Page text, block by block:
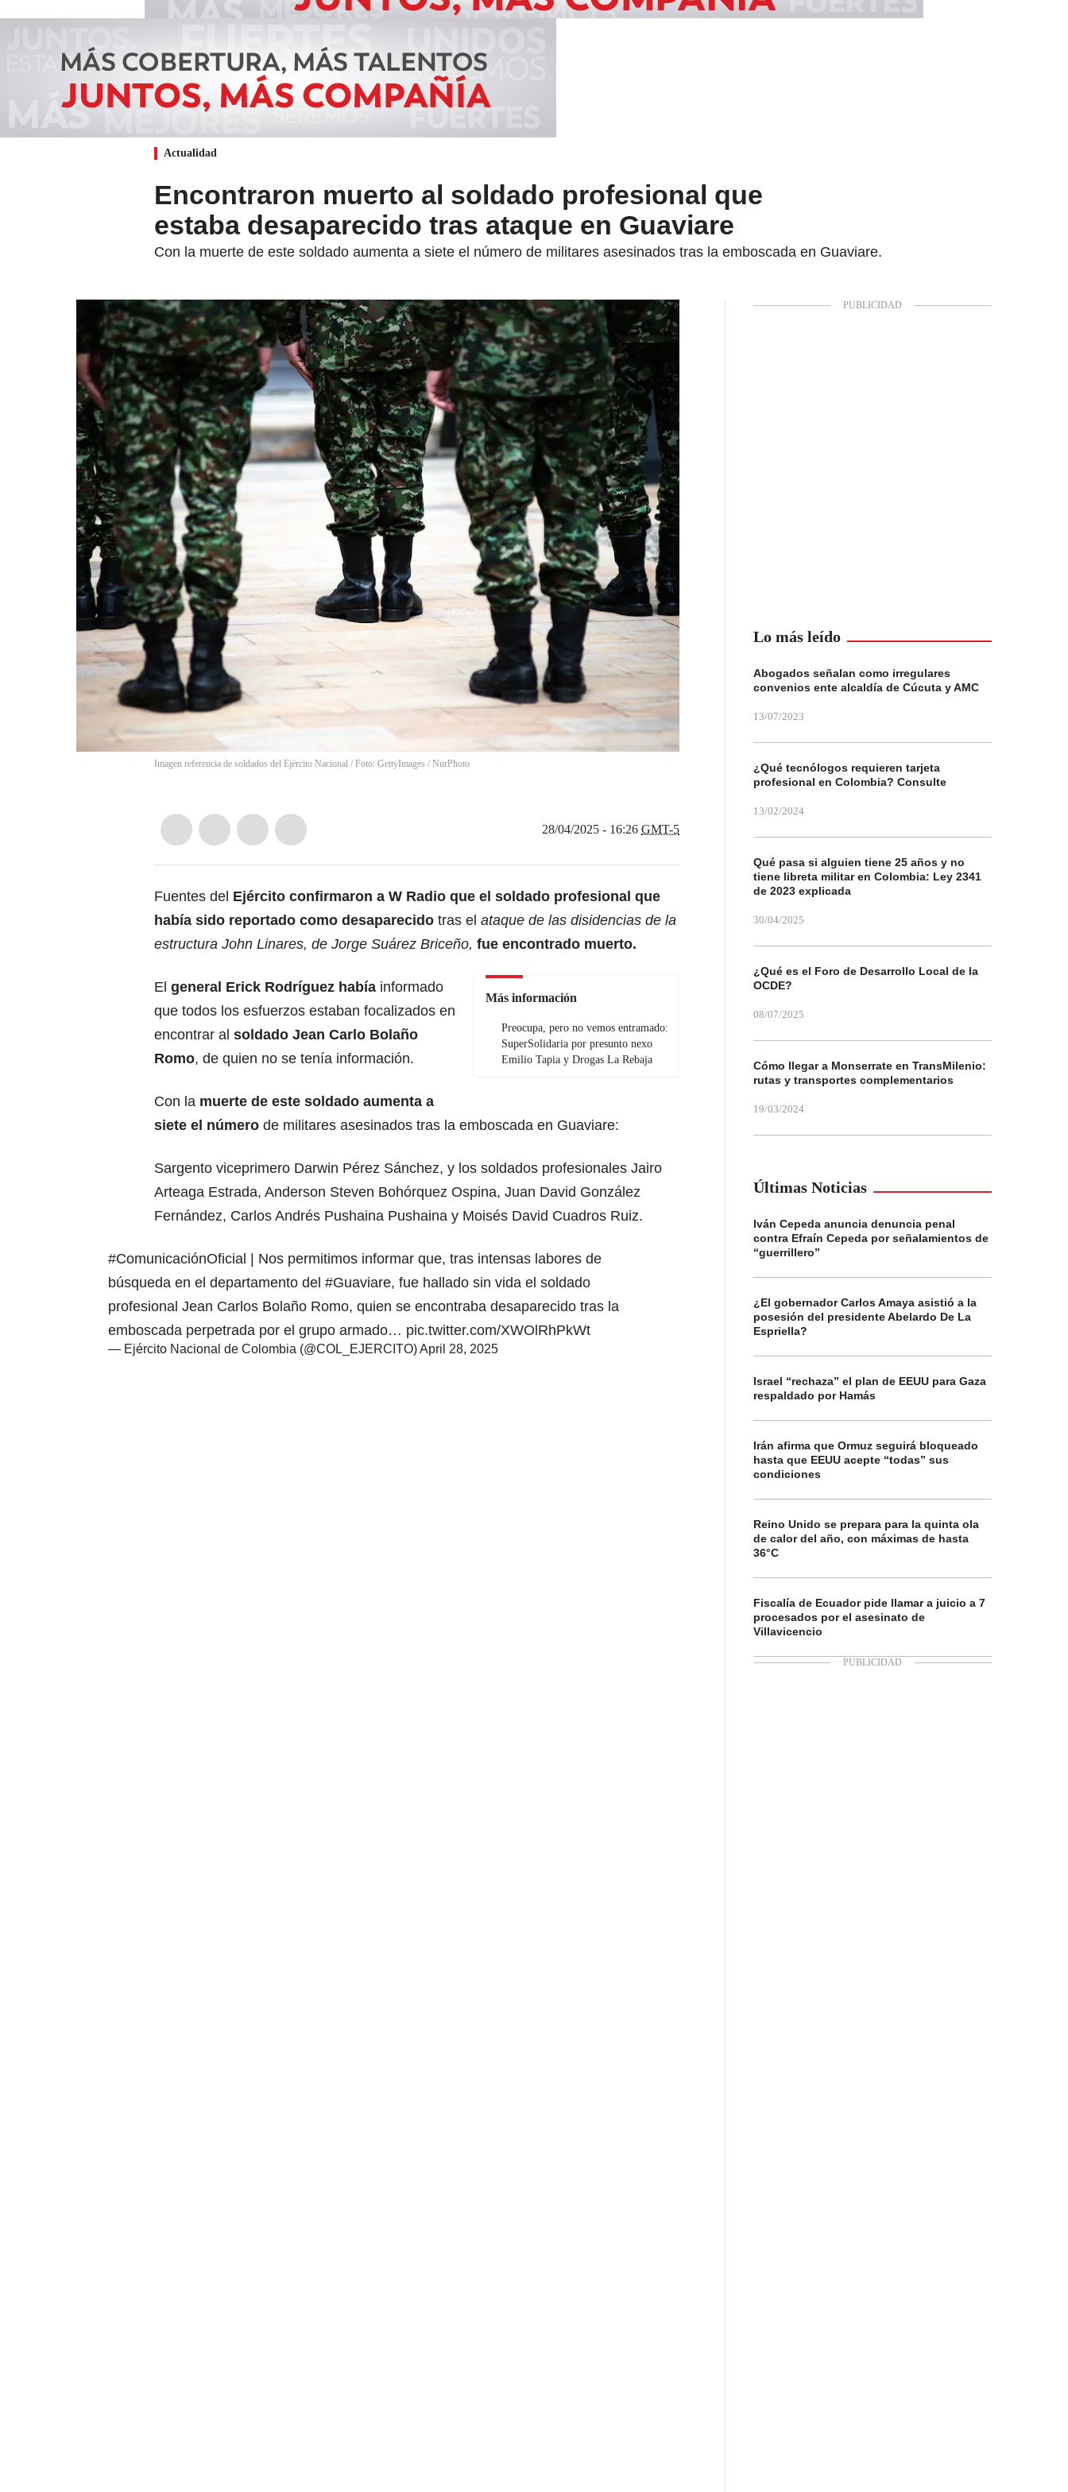
Actualidad
Encontraron muerto al soldado profesional que
estaba desaparecido tras ataque en Guaviare
Con la muerte de este soldado aumenta a siete el número de militares asesinados tras la emboscada en Guaviare.
Imagen referencia de soldados del Ejército Nacional / Foto: GettyImages / NurPhoto
28/04/2025 - 16:26 GMT-5
Fuentes del Ejército confirmaron a W Radio que el soldado profesional que
había sido reportado como desaparecido tras el ataque de las disidencias de la
estructura John Linares, de Jorge Suárez Briceño, fue encontrado muerto.
Más información
Preocupa, pero no vemos entramado:
SuperSolidaria por presunto nexo
Emilio Tapia y Drogas La Rebaja
El general Erick Rodríguez había informado
que todos los esfuerzos estaban focalizados en
encontrar al soldado Jean Carlo Bolaño
Romo, de quien no se tenía información.
Con la muerte de este soldado aumenta a
siete el número de militares asesinados tras la emboscada en Guaviare:
Sargento viceprimero Darwin Pérez Sánchez, y los soldados profesionales Jairo
Arteaga Estrada, Anderson Steven Bohórquez Ospina, Juan David González
Fernández, Carlos Andrés Pushaina Pushaina y Moisés David Cuadros Ruiz.
#ComunicaciónOficial
| Nos permitimos informar que, tras intensas labores de
búsqueda en el departamento del #Guaviare, fue hallado sin vida el soldado
profesional Jean Carlos Bolaño Romo, quien se encontraba desaparecido tras la
emboscada perpetrada por el grupo armado… pic.twitter.com/XWOlRhPkWt
— Ejército Nacional de Colombia (@COL_EJERCITO)April 28, 2025
Lo más leído
Abogados señalan como irregulares
convenios ente alcaldía de Cúcuta y AMC
13/07/2023
¿Qué tecnólogos requieren tarjeta
profesional en Colombia? Consulte
13/02/2024
Qué pasa si alguien tiene 25 años y no
tiene libreta militar en Colombia: Ley 2341
de 2023 explicada
30/04/2025
¿Qué es el Foro de Desarrollo Local de la
OCDE?
08/07/2025
Cómo llegar a Monserrate en TransMilenio:
rutas y transportes complementarios
19/03/2024
Últimas Noticias
Iván Cepeda anuncia denuncia penal
contra Efraín Cepeda por señalamientos de
“guerrillero”
¿El gobernador Carlos Amaya asistió a la
posesión del presidente Abelardo De La
Espriella?
Israel “rechaza” el plan de EEUU para Gaza
respaldado por Hamás
Irán afirma que Ormuz seguirá bloqueado
hasta que EEUU acepte “todas” sus
condiciones
Reino Unido se prepara para la quinta ola
de calor del año, con máximas de hasta
36°C
Fiscalía de Ecuador pide llamar a juicio a 7
procesados por el asesinato de
Villavicencio